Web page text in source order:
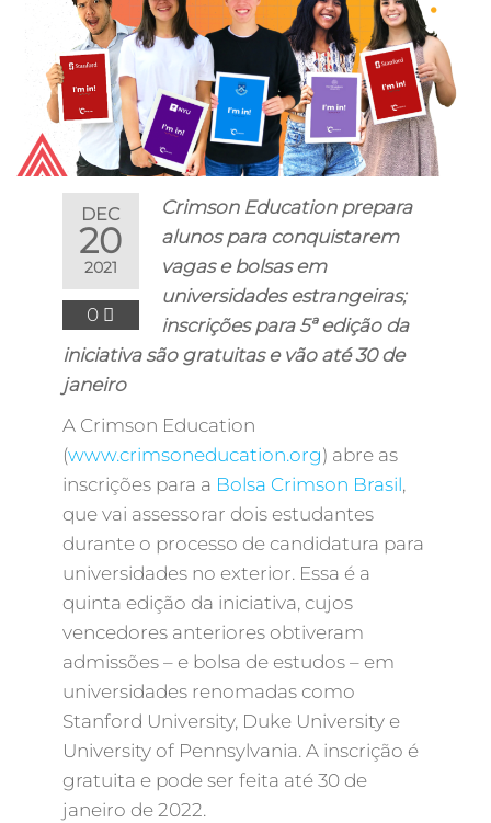
DEC
20
2021
0
Crimson Education prepara
alunos para conquistarem
vagas e bolsas em
universidades estrangeiras;
inscrições para 5ª edição da
iniciativa são gratuitas e vão até 30 de
janeiro
A Crimson Education
(www.crimsoneducation.org) abre as
inscrições para a Bolsa Crimson Brasil,
que vai assessorar dois estudantes
durante o processo de candidatura para
universidades no exterior. Essa é a
quinta edição da iniciativa, cujos
vencedores anteriores obtiveram
admissões – e bolsa de estudos – em
universidades renomadas como
Stanford University, Duke University e
University of Pennsylvania. A inscrição é
gratuita e pode ser feita até 30 de
janeiro de 2022.